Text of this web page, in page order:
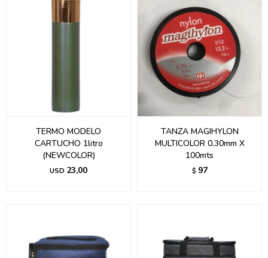
TERMO MODELO
CARTUCHO 1litro
(NEWCOLOR)
USD 23,00
TANZA MAGIHYLON
MULTICOLOR 0.30mm X
100mts
$ 97